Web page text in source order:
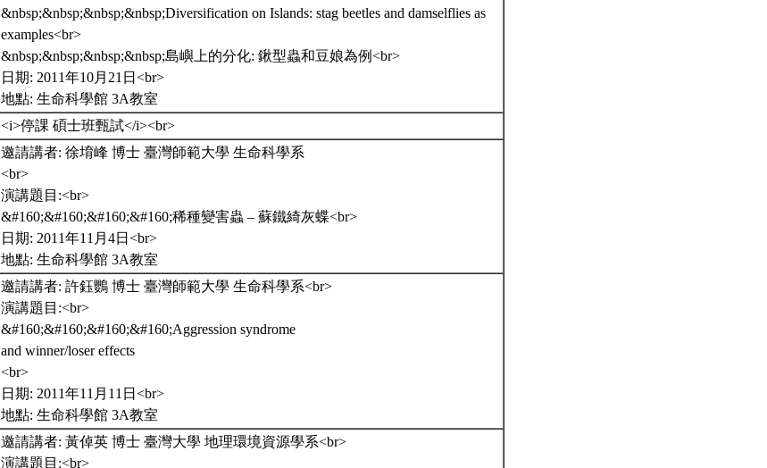
&nbsp;&nbsp;&nbsp;&nbsp;Diversification on Islands: stag beetles and damselflies as
examples<br>
&nbsp;&nbsp;&nbsp;&nbsp;島嶼上的分化: 鍬型蟲和豆娘為例<br>
日期: 2011年10月21日<br>
地點: 生命科學館 3A教室
<i>停課 碩士班甄試</i><br>
邀請講者: 徐堉峰 博士 臺灣師範大學 生命科學系
<br>
演講題目:<br>
&#160;&#160;&#160;&#160;稀種變害蟲 – 蘇鐵綺灰蝶<br>
日期: 2011年11月4日<br>
地點: 生命科學館 3A教室
邀請講者: 許鈺鸚 博士 臺灣師範大學 生命科學系<br>
演講題目:<br>
&#160;&#160;&#160;&#160;Aggression syndrome
and winner/loser effects
<br>
日期: 2011年11月11日<br>
地點: 生命科學館 3A教室
邀請講者: 黃倬英 博士 臺灣大學 地理環境資源學系<br>
演講題目:<br>